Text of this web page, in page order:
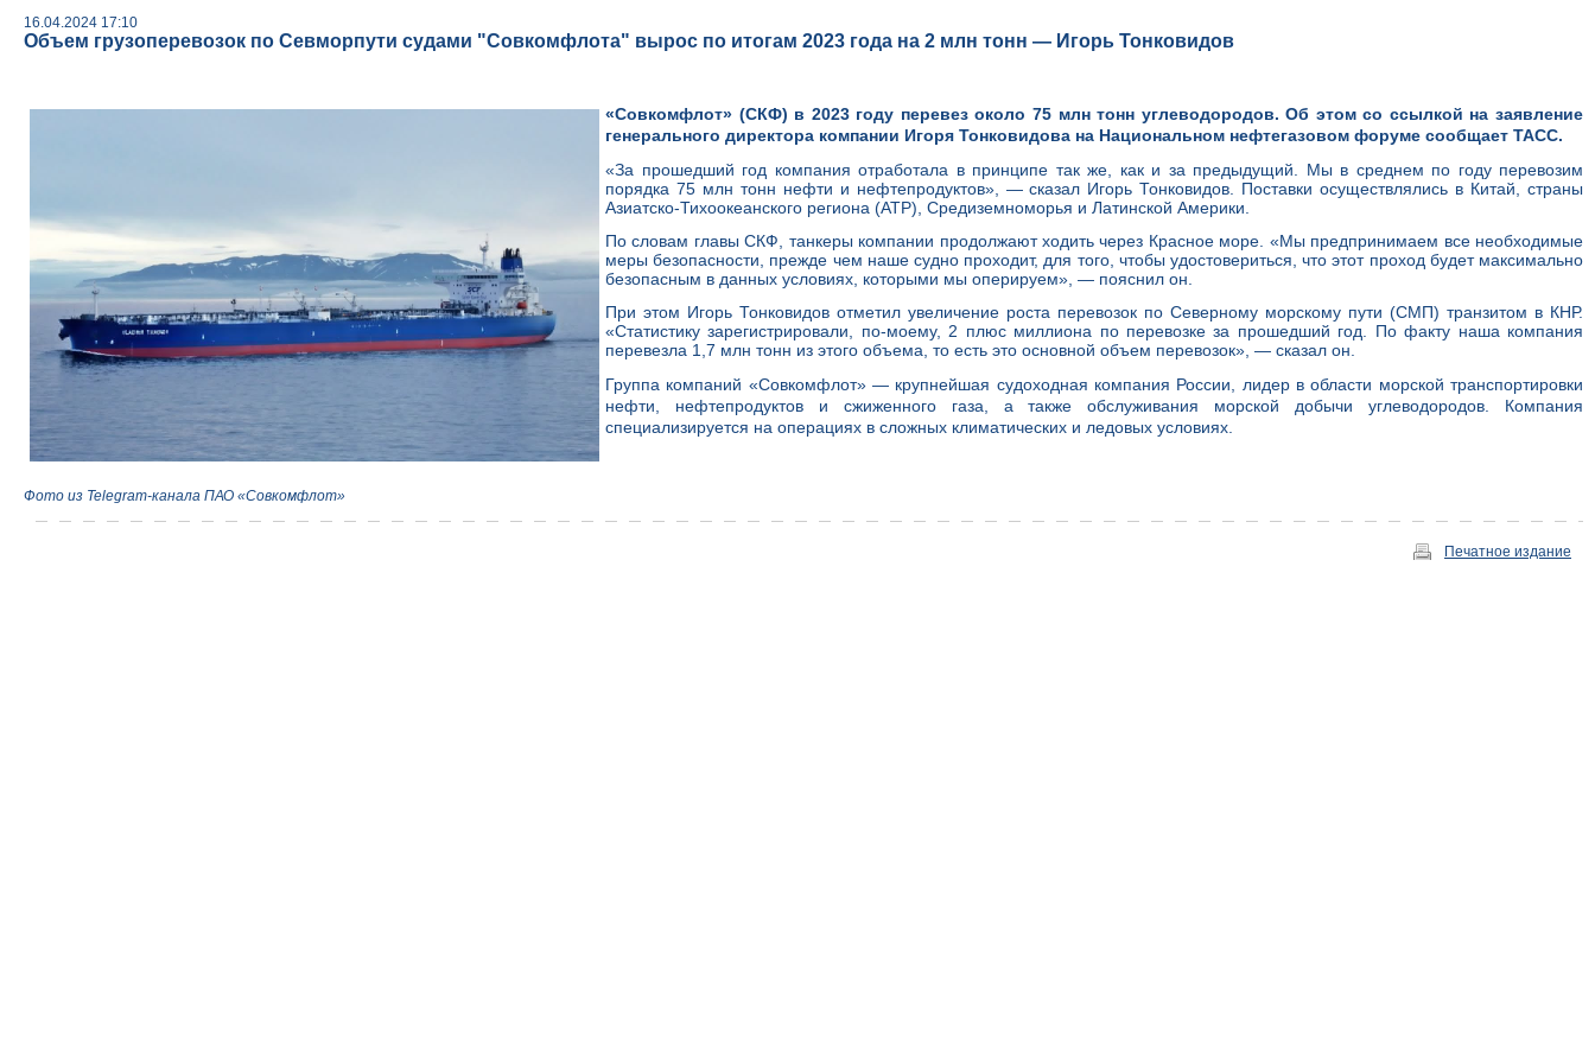
16.04.2024 17:10
Объем грузоперевозок по Севморпути судами "Совкомфлота" вырос по итогам 2023 года на 2 млн тонн — Игорь Тонковидов
«Совкомфлот» (СКФ) в 2023 году перевез около 75 млн тонн углеводородов. Об этом со ссылкой на заявление
генерального директора компании Игоря Тонковидова на Национальном нефтегазовом форуме сообщает ТАСС.
«За прошедший год компания отработала в принципе так же, как и за предыдущий. Мы в среднем по году перевозим
порядка 75 млн тонн нефти и нефтепродуктов», — сказал Игорь Тонковидов. Поставки осуществлялись в Китай, страны
Азиатско-Тихоокеанского региона (АТР), Средиземноморья и Латинской Америки.
По словам главы СКФ, танкеры компании продолжают ходить через Красное море. «Мы предпринимаем все необходимые
меры безопасности, прежде чем наше судно проходит, для того, чтобы удостовериться, что этот проход будет максимально
безопасным в данных условиях, которыми мы оперируем», — пояснил он.
При этом Игорь Тонковидов отметил увеличение роста перевозок по Северному морскому пути (СМП) транзитом в КНР.
«Статистику зарегистрировали, по-моему, 2 плюс миллиона по перевозке за прошедший год. По факту наша компания
перевезла 1,7 млн тонн из этого объема, то есть это основной объем перевозок», — сказал он.
Группа компаний «Совкомфлот» — крупнейшая судоходная компания России, лидер в области морской транспортировки
нефти, нефтепродуктов и сжиженного газа, а также обслуживания морской добычи углеводородов. Компания
специализируется на операциях в сложных климатических и ледовых условиях.
Фото из Telegram-канала ПАО «Совкомфлот»
Печатное издание